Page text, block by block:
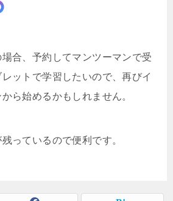
合、予約してマンツーマンで受
ットで学習したいので、再びイ
ら始めるかもしれません。
っているので便利です。